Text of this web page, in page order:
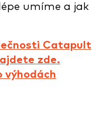
umíme a jak
Catapult
zde.
výhodách